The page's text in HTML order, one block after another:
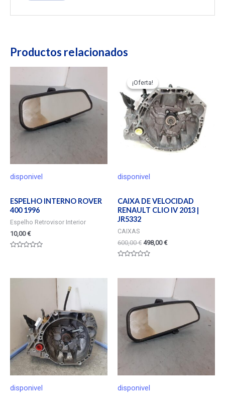
Productos relacionados
disponivel
ESPELHO INTERNO ROVER
400 1996
Espelho Retrovisor Interior
10,00€
5
¡Oferta!
disponivel
¡Oferta!
CAIXA DE VELOCIDAD
RENAULT CLIO IV 2013 |
JR5332
CAIXAS
600,00€ 498,00€
disponivel disponivel